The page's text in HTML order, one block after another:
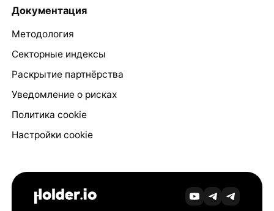
Документация
Методология
Секторные индексы
Раскрытие партнёрства
Уведомление о рисках
Политика cookie
Настройки cookie